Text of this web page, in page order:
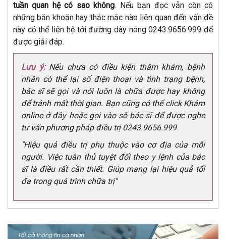
tuần quan hệ có sao không. Nếu bạn đọc vẫn còn có
những băn khoăn hay thắc mắc nào liên quan đến vấn đề
này có thể liên hệ tới đường dây nóng 0243.9656.999 để
được giải đáp.
Lưu ý:Nếu chưa có điều kiện thăm khám, bệnh
nhân có thể lại số điện thoại và tình trạng bệnh,
bác sĩ sẽ gọi và nói luôn là chữa được hay không
để tránh mất thời gian. Bạn cũng có thể click Khám
online ở đây hoặc gọi vào số bác sĩ để được nghe
tư vấn phương pháp điều trị 0243.9656.999
"Hiệu quả điều trị phụ thuộc vào cơ địa của mỗi
người. Việc tuân thủ tuyệt đối theo y lệnh của bác
sĩ là điều rất cần thiết. Giúp mang lại hiệu quả tối
đa trong quá trình chữa trị"